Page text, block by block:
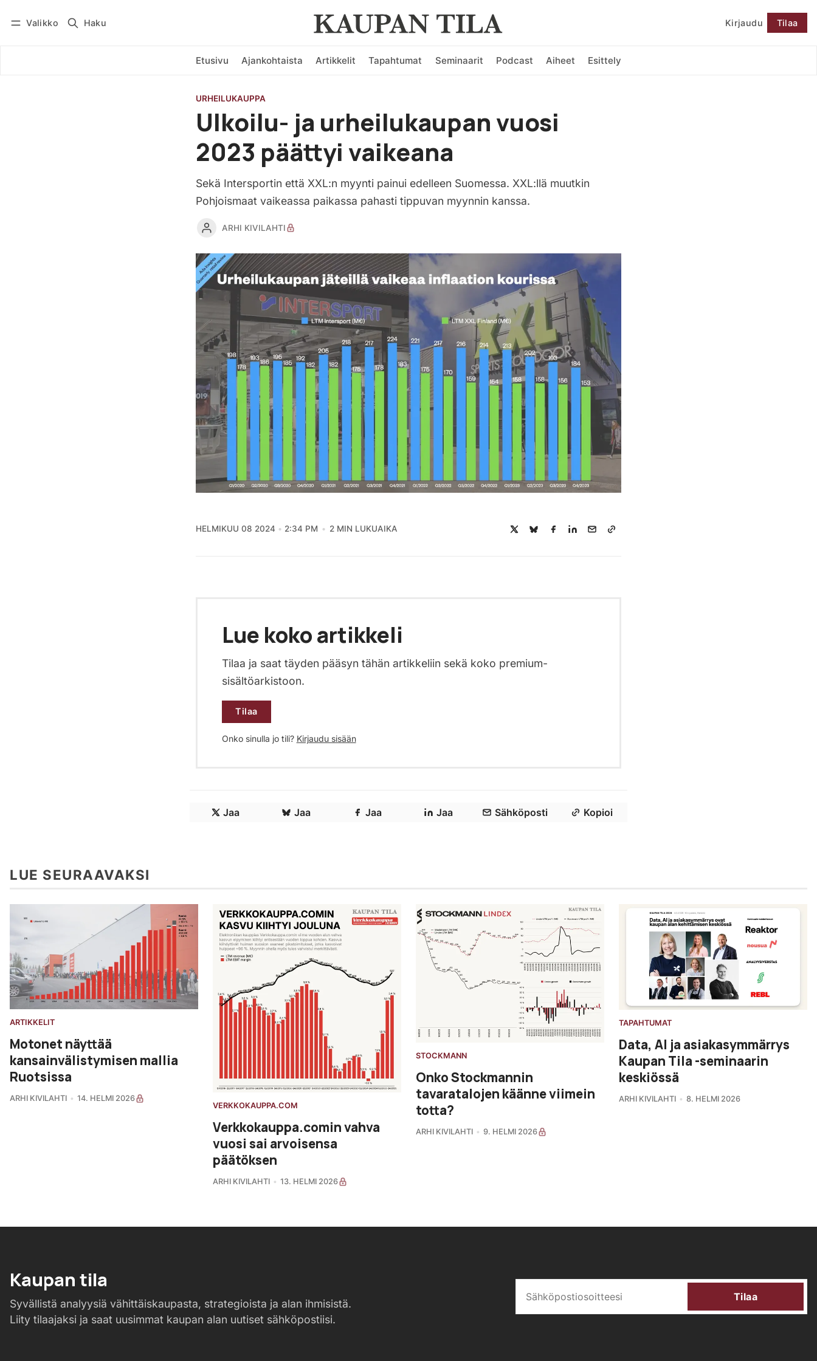
Valikko Haku Kirjaudu Tilaa
Etusivu Ajankohtaista Artikkelit Tapahtumat Seminaarit Podcast Aiheet Esittely
Seuraa
URHEILUKAUPPA
Ulkoilu- ja urheilukaupan vuosi
2023 päättyi vaikeana
Sekä Intersportin että XXL:n myynti painui edelleen Suomessa. XXL:llä muutkin
Pohjoismaat vaikeassa paikassa pahasti tippuvan myynnin kanssa.
ARHI KIVILAHTI
HELMIKUU 08 2024 2:34 PM 2 MIN LUKUAIKA
Lue koko artikkeli
Tilaa ja saat täyden pääsyn tähän artikkeliin sekä koko premium-
sisältöarkistoon.
Tilaa
Onko sinulla jo tili? Kirjaudu sisään
Jaa Jaa Jaa Jaa Sähköposti Kopioi
LUE SEURAAVAKSI
ARTIKKELIT
Motonet näyttää
kansainvälistymisen mallia
Ruotsissa
ARHI KIVILAHTI 14. HELMI 2026
VERKKOKAUPPA.COM
Verkkokauppa.comin vahva
vuosi sai arvoisensa
päätöksen
ARHI KIVILAHTI 13. HELMI 2026
STOCKMANN
Onko Stockmannin
tavaratalojen käänne viimein
totta?
ARHI KIVILAHTI 9. HELMI 2026
TAPAHTUMAT
Data, AI ja asiakasymmärrys
Kaupan Tila -seminaarin
keskiössä
ARHI KIVILAHTI 8. HELMI 2026
Kaupan tila
Syvällistä analyysiä vähittäiskaupasta, strategioista ja alan ihmisistä.
Liity tilaajaksi ja saat uusimmat kaupan alan uutiset sähköpostiisi.
Tilaa